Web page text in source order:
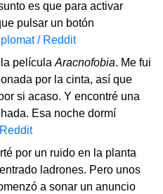
es que para activar
pulsar un botón
/ Reddit
la películaAracnofobia. Me fui
por la cinta, así que
si acaso. Y encontré una
Esa noche dormí
por un ruido en la planta
ladrones. Pero unos
a sonar un anuncio